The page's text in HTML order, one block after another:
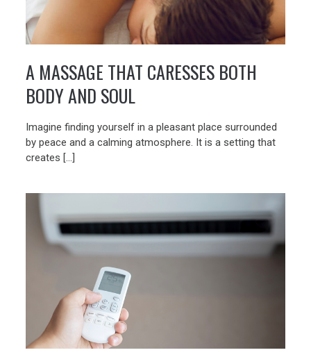
A MASSAGE THAT CARESSES BOTH
BODY AND SOUL
Imagine finding yourself in a pleasant place surrounded
by peace and a calming atmosphere. It is a setting that
creates […]